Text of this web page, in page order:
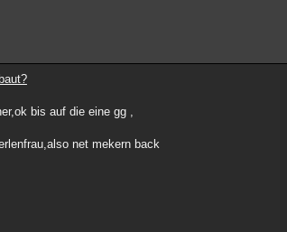
bis auf die eine gg ,
net mekern back